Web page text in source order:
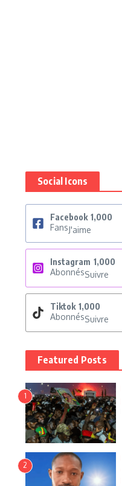
Social Icons
Facebook 1,000
FansJ'aime
Instagram 1,000
AbonnésSuivre
Tiktok 1,000
AbonnésSuivre
Featured Posts
1
2